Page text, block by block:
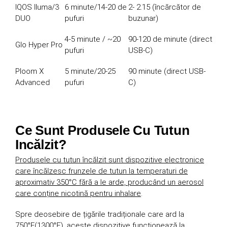
IQOS Iluma/3
DUO
6 minute/14-20 de
pufuri
2- 2.15 (încărcător de
buzunar)
Glo Hyper Pro
4-5 minute / ~20
pufuri
90-120 de minute (direct
USB-C)
Ploom X
Advanced
5 minute/20-25
pufuri
90 minute (direct USB-
C)
Ce Sunt Produsele Cu Tutun
Incălzit?
Produsele cu tutun încălzit sunt dispozitive electronice
care încălzesc frunzele de tutun la temperaturi de
aproximativ 350°C fără a le arde, producând un aerosol
care conține nicotină pentru inhalare.
Spre deosebire de țigările tradiționale care ard la